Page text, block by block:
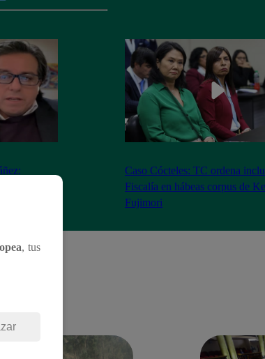
Caso Cócteles: TC ordena
Fiscalía en hábeas corpus de
Fujimori
, tus